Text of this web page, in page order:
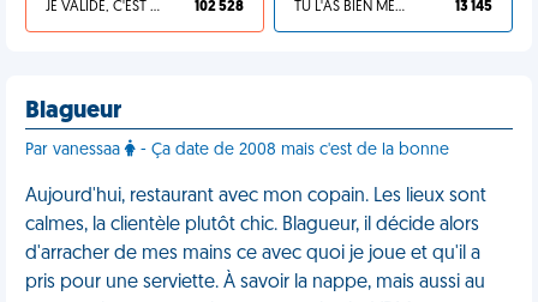
JE VALIDE, C'EST UNE VDM 102 528 TU L'AS BIEN MÉRITÉ 13 145
Blagueur
Par vanessaa - Ça date de 2008 mais c'est de la bonne
Aujourd'hui, restaurant avec mon copain. Les lieux sont
calmes, la clientèle plutôt chic. Blagueur, il décide alors
d'arracher de mes mains ce avec quoi je joue et qu'il a
pris pour une serviette. À savoir la nappe, mais aussi au